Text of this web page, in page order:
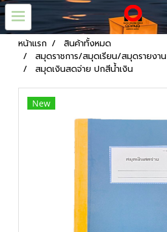
หน้าแรก
สินค้าทั้งหมด
สมุดราชการ/สมุดเรียน/สมุดรายงาน
สมุดเงินสดจ่าย ปกสีน้ำเงิน
New